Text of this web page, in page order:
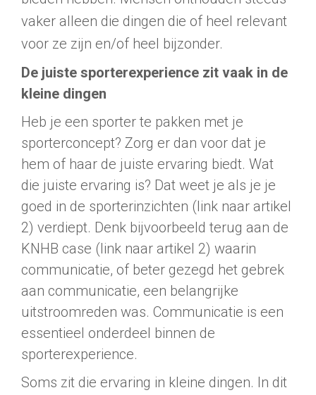
vaker alleen die dingen die of heel relevant
voor ze zijn en/of heel bijzonder.
De juiste sporterexperience zit vaak in de
kleine dingen
Heb je een sporter te pakken met je
sporterconcept? Zorg er dan voor dat je
hem of haar de juiste ervaring biedt. Wat
die juiste ervaring is? Dat weet je als je je
goed in de sporterinzichten (link naar artikel
2) verdiept. Denk bijvoorbeeld terug aan de
KNHB case (link naar artikel 2) waarin
communicatie, of beter gezegd het gebrek
aan communicatie, een belangrijke
uitstroomreden was. Communicatie is een
essentieel onderdeel binnen de
sporterexperience.
Soms zit die ervaring in kleine dingen. In dit